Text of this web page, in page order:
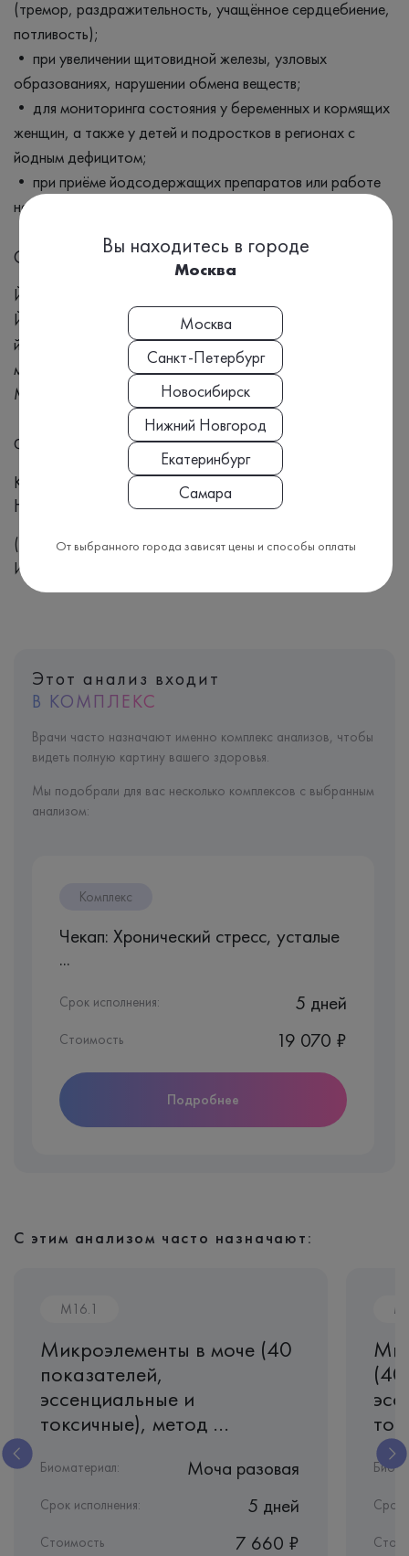
(тремор, раздражительность, учащённое сердцебиение,
потливость);
• при увеличении щитовидной железы, узловых
образованиях, нарушении обмена веществ;
• для мониторинга состояния у беременных и кормящих
женщин, а также у детей и подростков в регионах с
йодным дефицитом;
• при приёме йодсодержащих препаратов или работе
на производстве, связанном с соединениями йода.
Синонимы
Йод, Анализ мочи на йод, Моча на йод, Йод анализ,
Йод в моче, Анализ на йод, Iodine, Iodum, I, Недостаток
йода, Дефицит йода, Избыток йода, Эссенциальные
микроэлементы, Токсичные микроэлементы,
Микроэлементный анализ крови, Минералы в моче
Формат выдачи результата
Количественный
Номенклатура МЗ РФ, Приказ №804н:
(A09.28.065)
Исследование уровня йода в моче
Этот анализ входит
В КОМПЛЕКС
Врачи часто назначают именно комплекс анализов, чтобы
видеть полную картину вашего здоровья.
Мы подобрали для вас несколько комплексов с выбранным
анализом:
Комплекс
Чекап: Хронический стресс, усталые
...
Срок исполнения: 5 дней
Стоимость 19 070 ₽
Подробнее
С этим анализом часто назначают:
M16.1
Микроэлементы в моче (40
показателей,
эссенциальные и
токсичные), метод ...
Биоматериал: Моча разовая
Срок исполнения: 5 дней
Стоимость 7 660 ₽
(40
Срок
Вы находитесь в городе
Москва
Москва
Санкт-Петербург
Новосибирск
Нижний Новгород
Екатеринбург
Самара
От выбранного города зависят цены и способы оплаты